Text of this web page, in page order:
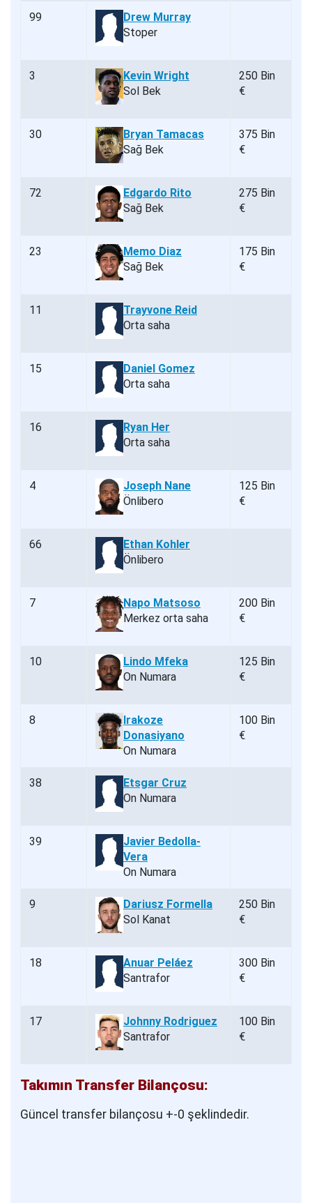
99
Drew Murray
Stoper
3
Kevin Wright
Sol Bek
250 Bin
€
30
Bryan Tamacas
Sağ Bek
375 Bin
€
72
Edgardo Rito
Sağ Bek
275 Bin
€
23
Memo Diaz
Sağ Bek
175 Bin
€
11
Trayvone Reid
Orta saha
15
Daniel Gomez
Orta saha
16
Ryan Her
Orta saha
4
Joseph Nane
Önlibero
125 Bin
€
66
Ethan Kohler
Önlibero
7
Napo Matsoso
Merkez orta saha
200 Bin
€
10
Lindo Mfeka
On Numara
125 Bin
€
8
Irakoze
Donasiyano
On Numara
100 Bin
€
38
Etsgar Cruz
On Numara
39
Javier Bedolla-
Vera
On Numara
9
Dariusz Formella
Sol Kanat
250 Bin
€
18
Anuar Peláez
Santrafor
300 Bin
€
17
Johnny Rodriguez
Santrafor
100 Bin
€
Takımın Transfer Bilançosu:
Güncel transfer bilançosu +-0 şeklindedir.